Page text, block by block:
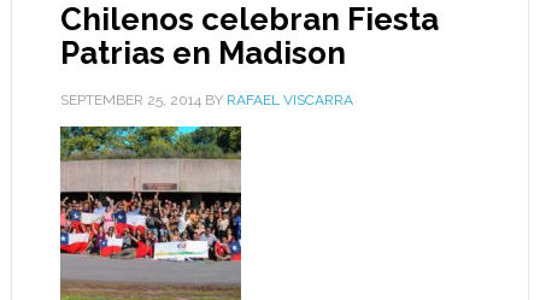
Chilenos celebran Fiesta
Patrias en Madison
SEPTEMBER 25, 2014BY RAFAEL VISCARRA